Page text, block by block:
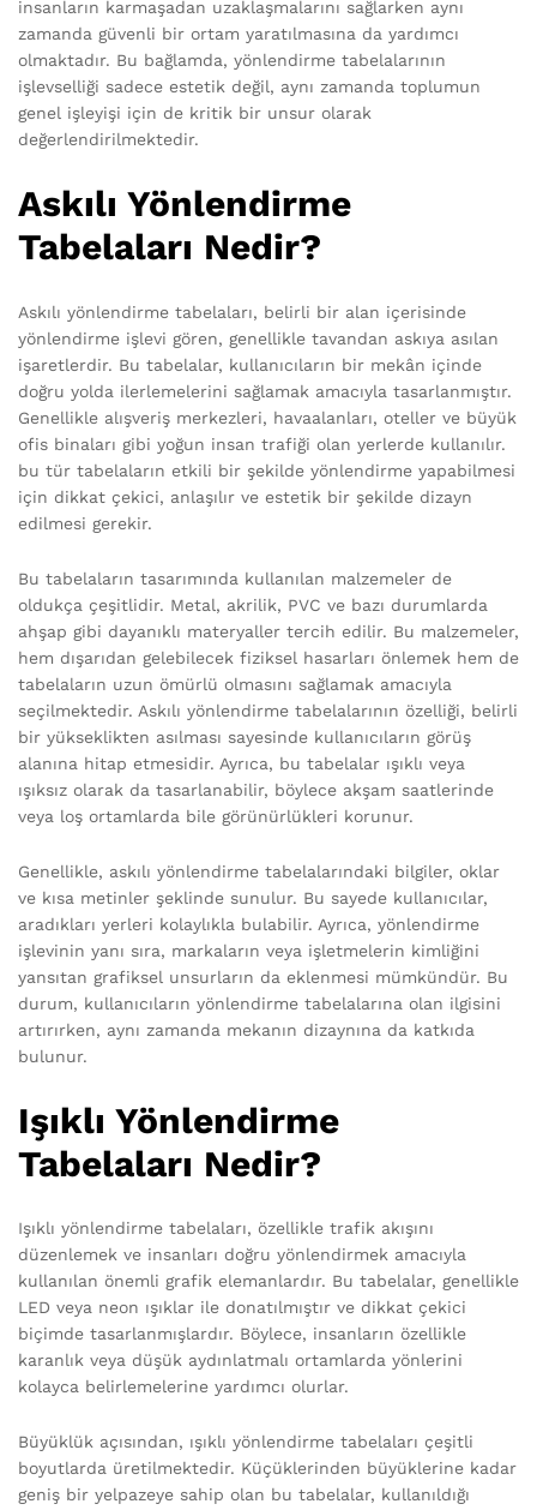
insanların karmaşadan uzaklaşmalarını sağlarken aynı
zamanda güvenli bir ortam yaratılmasına da yardımcı
olmaktadır. Bu bağlamda, yönlendirme tabelalarının
işlevselliği sadece estetik değil, aynı zamanda toplumun
genel işleyişi için de kritik bir unsur olarak
değerlendirilmektedir.
Askılı Yönlendirme
Tabelaları Nedir?
Askılı yönlendirme tabelaları, belirli bir alan içerisinde
yönlendirme işlevi gören, genellikle tavandan askıya asılan
işaretlerdir. Bu tabelalar, kullanıcıların bir mekân içinde
doğru yolda ilerlemelerini sağlamak amacıyla tasarlanmıştır.
Genellikle alışveriş merkezleri, havaalanları, oteller ve büyük
ofis binaları gibi yoğun insan trafiği olan yerlerde kullanılır.
bu tür tabelaların etkili bir şekilde yönlendirme yapabilmesi
için dikkat çekici, anlaşılır ve estetik bir şekilde dizayn
edilmesi gerekir.
Bu tabelaların tasarımında kullanılan malzemeler de
oldukça çeşitlidir. Metal, akrilik, PVC ve bazı durumlarda
ahşap gibi dayanıklı materyaller tercih edilir. Bu malzemeler,
hem dışarıdan gelebilecek fiziksel hasarları önlemek hem de
tabelaların uzun ömürlü olmasını sağlamak amacıyla
seçilmektedir. Askılı yönlendirme tabelalarının özelliği, belirli
bir yükseklikten asılması sayesinde kullanıcıların görüş
alanına hitap etmesidir. Ayrıca, bu tabelalar ışıklı veya
ışıksız olarak da tasarlanabilir, böylece akşam saatlerinde
veya loş ortamlarda bile görünürlükleri korunur.
Genellikle, askılı yönlendirme tabelalarındaki bilgiler, oklar
ve kısa metinler şeklinde sunulur. Bu sayede kullanıcılar,
aradıkları yerleri kolaylıkla bulabilir. Ayrıca, yönlendirme
işlevinin yanı sıra, markaların veya işletmelerin kimliğini
yansıtan grafiksel unsurların da eklenmesi mümkündür. Bu
durum, kullanıcıların yönlendirme tabelalarına olan ilgisini
artırırken, aynı zamanda mekanın dizaynına da katkıda
bulunur.
Işıklı Yönlendirme
Tabelaları Nedir?
Işıklı yönlendirme tabelaları, özellikle trafik akışını
düzenlemek ve insanları doğru yönlendirmek amacıyla
kullanılan önemli grafik elemanlardır. Bu tabelalar, genellikle
LED veya neon ışıklar ile donatılmıştır ve dikkat çekici
biçimde tasarlanmışlardır. Böylece, insanların özellikle
karanlık veya düşük aydınlatmalı ortamlarda yönlerini
kolayca belirlemelerine yardımcı olurlar.
Büyüklük açısından, ışıklı yönlendirme tabelaları çeşitli
boyutlarda üretilmektedir. Küçüklerinden büyüklerine kadar
geniş bir yelpazeye sahip olan bu tabelalar, kullanıldığı